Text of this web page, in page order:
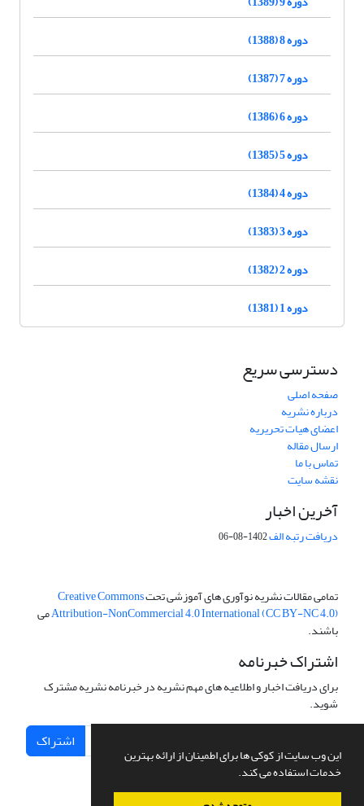
این وب سایت از کوکی ها برای اطمینان از ارائه بهترین
خدمات استفاده می کند.
دوره 8 (1388)
دوره 7 (1387)
دوره 6 (1386)
دوره 5 (1385)
دوره 4 (1384)
دوره 3 (1383)
دوره 2 (1382)
دوره 1 (1381)
دسترسی سریع
صفحه اصلی
درباره نشریه
اعضای هیات تحریریه
ارسال مقاله
تماس با ما
نقشه سایت
آخرین اخبار
دریافت رتبه الف1402-08-06
تمامی مقالات نشریه نوآوری های آموزشی تحتCreative Commons
Attribution-NonCommercial 4.0 International (CC BY-NC 4.0)می
باشند.
اشتراک خبرنامه
برای دریافت اخبار و اطلاعیه های مهم نشریه در خبرنامه نشریه مشترک
شوید.
اشتراک